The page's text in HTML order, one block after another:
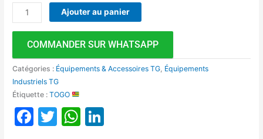
Ajouter au panier
COMMANDER SUR WHATSAPP
Catégories : Équipements & Accessoires TG Équipements
Industriels TG
Étiquette :TOGO
Facebook
TwitterWhatsApp